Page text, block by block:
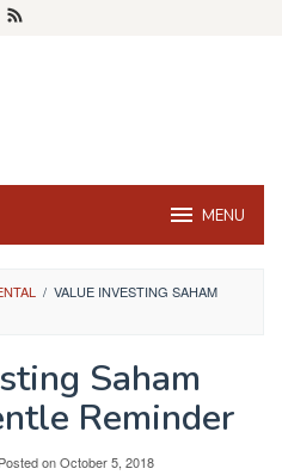
MENU
/ VALUE INVESTING SAHAM
Saham
Reminder
Posted onOctober 5, 2018